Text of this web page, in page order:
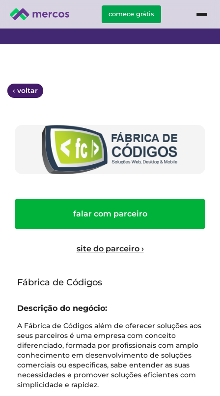
comece grátis
‹ voltar
falar com parceiro
site do parceiro ›
Fábrica de Códigos
Descrição do negócio:
A Fábrica de Códigos além de oferecer soluções aos
seus parceiros é uma empresa com conceito
diferenciado, formada por profissionais com amplo
conhecimento em desenvolvimento de soluções
comerciais ou especificas, sabe entender as suas
necessidades e promover soluções eficientes com
simplicidade e rapidez.